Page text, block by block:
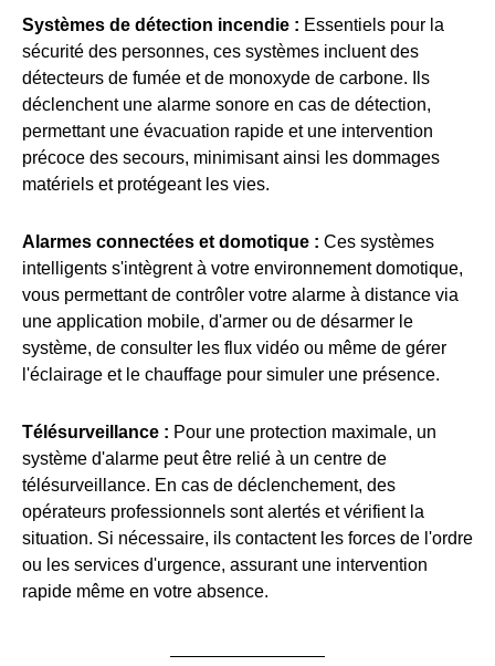
Systèmes de détection incendie : Essentiels pour la
sécurité des personnes, ces systèmes incluent des
détecteurs de fumée et de monoxyde de carbone. Ils
déclenchent une alarme sonore en cas de détection,
permettant une évacuation rapide et une intervention
précoce des secours, minimisant ainsi les dommages
matériels et protégeant les vies.
Alarmes connectées et domotique : Ces systèmes
intelligents s'intègrent à votre environnement domotique,
vous permettant de contrôler votre alarme à distance via
une application mobile, d'armer ou de désarmer le
système, de consulter les flux vidéo ou même de gérer
l'éclairage et le chauffage pour simuler une présence.
Télésurveillance : Pour une protection maximale, un
système d'alarme peut être relié à un centre de
télésurveillance. En cas de déclenchement, des
opérateurs professionnels sont alertés et vérifient la
situation. Si nécessaire, ils contactent les forces de l'ordre
ou les services d'urgence, assurant une intervention
rapide même en votre absence.